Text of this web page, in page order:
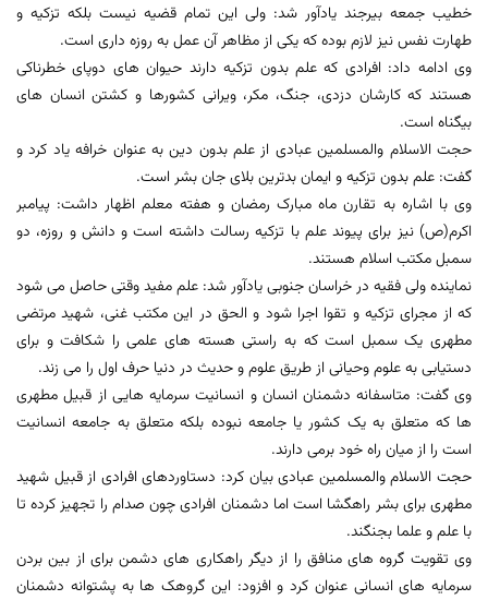
خطیب جمعه بیرجند یادآور شد: ولی این تمام قضیه نیست بلکه تزکیه و
طهارت نفس نیز لازم بوده که یکی از مظاهر آن عمل به روزه داری است.
وی ادامه داد: افرادی که علم بدون تزکیه دارند حیوان های دوپای خطرناکی
هستند که کارشان دزدی، جنگ، مکر، ویرانی کشورها و کشتن انسان های
بیگناه است.
حجت الاسلام والمسلمین عبادی از علم بدون دین به عنوان خرافه یاد کرد و
گفت: علم بدون تزکیه و ایمان بدترین بلای جان بشر است.
وی با اشاره به تقارن ماه مبارک رمضان و هفته معلم اظهار داشت: پیامبر
اکرم(ص) نیز برای پیوند علم با تزکیه رسالت داشته است و دانش و روزه، دو
سمبل مکتب اسلام هستند.
نماینده ولی فقیه در خراسان جنوبی یادآور شد: علم مفید وقتی حاصل می شود
که از مجرای تزکیه و تقوا اجرا شود و الحق در این مکتب غنی، شهید مرتضی
مطهری یک سمبل است که به راستی هسته های علمی را شکافت و برای
دستیابی به علوم وحیانی از طریق علوم و حدیث در دنیا حرف اول را می زند.
وی گفت: متاسفانه دشمنان انسان و انسانیت سرمایه هایی از قبیل مطهری
ها که متعلق به یک کشور یا جامعه نبوده بلکه متعلق به جامعه انسانیت
است را از میان راه خود برمی دارند.
حجت الاسلام والمسلمین عبادی بیان کرد: دستاوردهای افرادی از قبیل شهید
مطهری برای بشر راهگشا است اما دشمنان افرادی چون صدام را تجهیز کرده تا
با علم و علما بجنگند.
وی تقویت گروه های منافق را از دیگر راهکاری های دشمن برای از بین بردن
سرمایه های انسانی عنوان کرد و افزود: این گروهک ها به پشتوانه دشمنان